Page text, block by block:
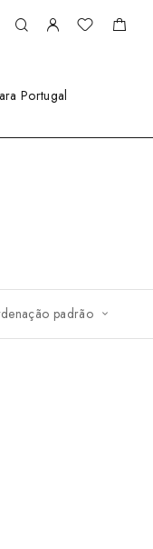
Portugal
padrão